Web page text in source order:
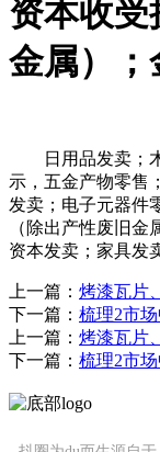
资本收受
金属）；
日用品发卖；木
示，五金产物零售
发卖；电子元器件
（除出产性废旧
资本发卖；家具发
上一篇： 烤漆瓦片
下一篇： 梳理2市
上一篇： 烤漆瓦片
下一篇： 梳理2市